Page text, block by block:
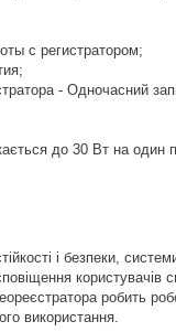
с регистратором;
- Одночасний
до 30 Вт на один
і безпеки,
користувачів
робить
використання.